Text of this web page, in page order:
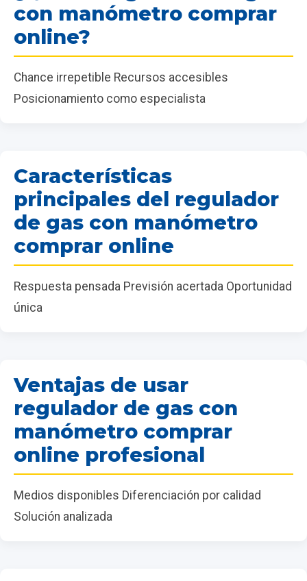
con manómetro comprar
online?
Chance irrepetible Recursos accesibles
Posicionamiento como especialista
Características
principales del regulador
de gas con manómetro
comprar online
Respuesta pensada Previsión acertada Oportunidad
única
Ventajas de usar
regulador de gas con
manómetro comprar
online profesional
Medios disponibles Diferenciación por calidad
Solución analizada